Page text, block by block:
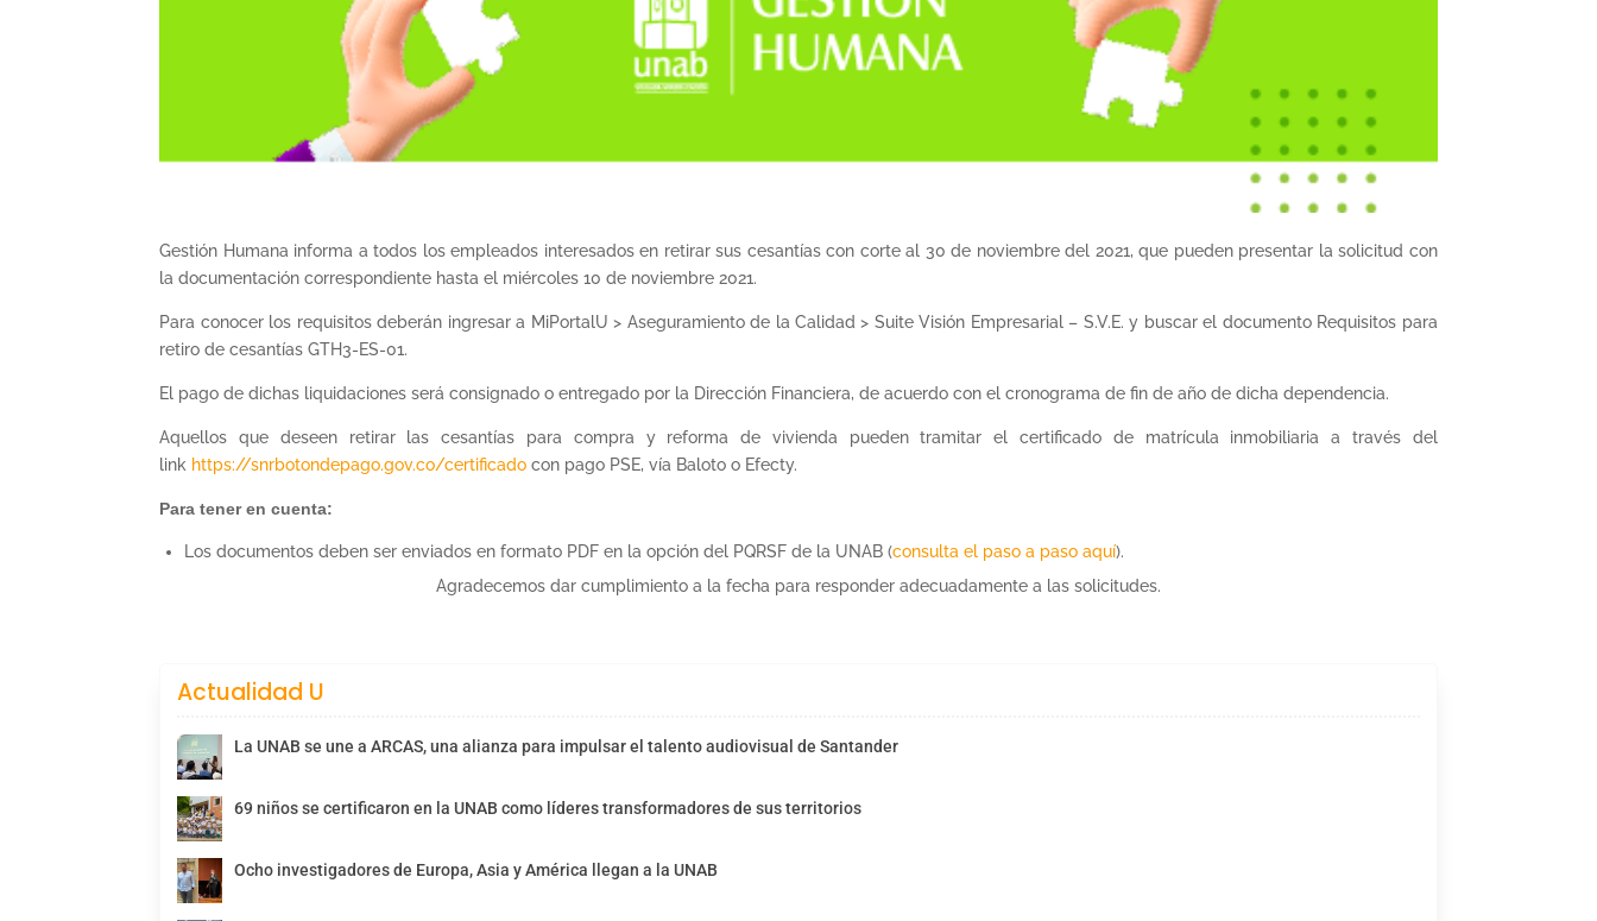
Gestión Humana informa a todos los empleados interesados en retirar sus cesantías con corte al 30 de noviembre del 2021, que pueden presentar la solicitud con
la documentación correspondiente hasta el miércoles 10 de noviembre 2021.
Para conocer los requisitos deberán ingresar a MiPortalU > Aseguramiento de la Calidad > Suite Visión Empresarial – S.V.E. y buscar el documento Requisitos para
retiro de cesantías GTH3-ES-01.
El pago de dichas liquidaciones será consignado o entregado por la Dirección Financiera, de acuerdo con el cronograma de fin de año de dicha dependencia.
Aquellos que deseen retirar las cesantías para compra y reforma de vivienda pueden tramitar el certificado de matrícula inmobiliaria a través del
link https://snrbotondepago.gov.co/certificado con pago PSE, vía Baloto o Efecty.
Para tener en cuenta:
Los documentos deben ser enviados en formato PDF en la opción del PQRSF de la UNAB (consulta el paso a paso aquí).
Agradecemos dar cumplimiento a la fecha para responder adecuadamente a las solicitudes.
Actualidad U
La UNAB se une a ARCAS, una alianza para impulsar el talento audiovisual de Santander
69 niños se certificaron en la UNAB como líderes transformadores de sus territorios
Ocho investigadores de Europa, Asia y América llegan a la UNAB